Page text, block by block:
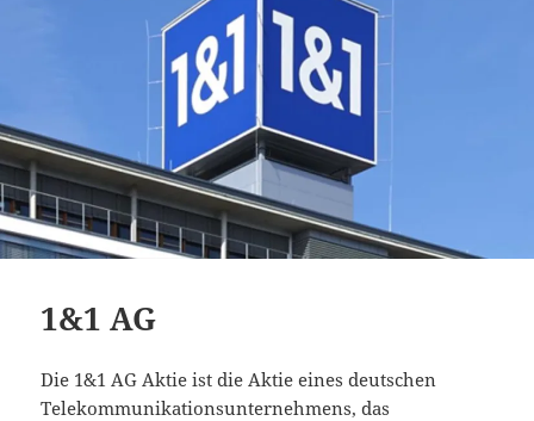
1&1 AG
Die 1&1 AG Aktie ist die Aktie eines deutschen
Telekommunikationsunternehmens, das